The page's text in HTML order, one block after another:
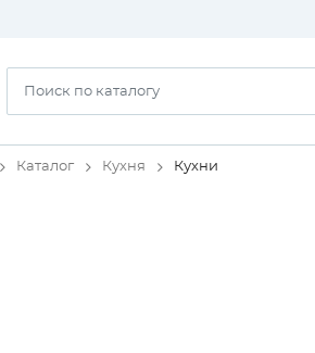
Каталог Кухня Кухни